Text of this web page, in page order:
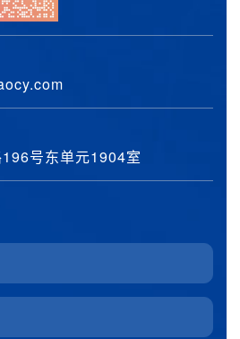
号东单元1904室